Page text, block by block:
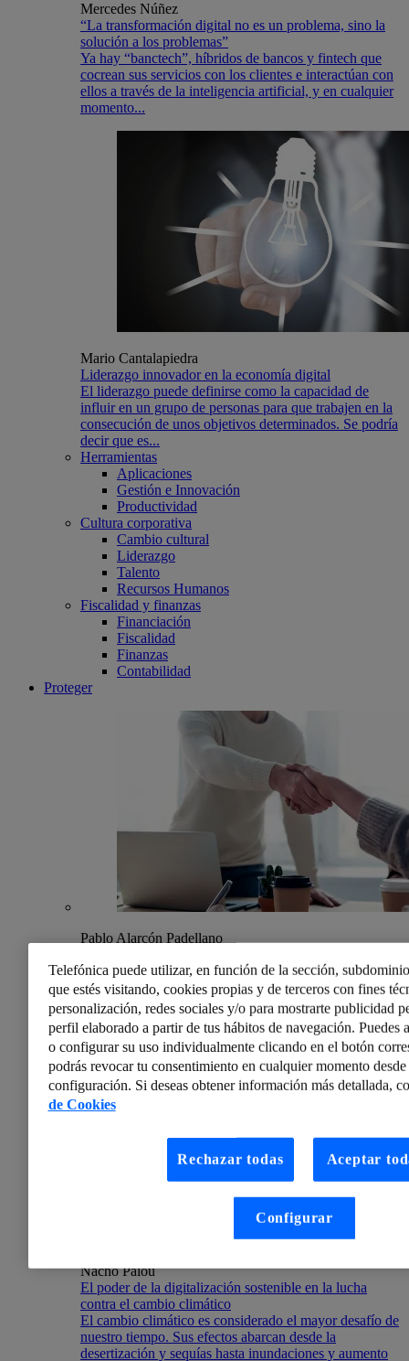
Mercedes Núñez
“La transformación digital no es un problema, sino la
solución a los problemas”
Ya hay “banctech”, híbridos de bancos y fintech que
cocrean sus servicios con los clientes e interactúan con
ellos a través de la inteligencia artificial, y en cualquier
momento...
Mario Cantalapiedra
Liderazgo innovador en la economía digital
El liderazgo puede definirse como la capacidad de
influir en un grupo de personas para que trabajen en la
consecución de unos objetivos determinados. Se podría
decir que es...
Herramientas
Aplicaciones
Gestión e Innovación
Productividad
Cultura corporativa
Cambio cultural
Liderazgo
Talento
Recursos Humanos
Fiscalidad y finanzas
Financiación
Fiscalidad
Finanzas
Contabilidad
Proteger
Pablo Alarcón Padellano
Cloud y Cortex de Palo Alto Networks
Somos el primer socio en España que obtiene el
reconocimiento en las especializaciones de Prisma
SASE, Prisma Cloud y Cortex XDR/XSOAR.
Nacho Palou
El poder de la digitalización sostenible en la lucha
contra el cambio climático
El cambio climático es considerado el mayor desafío de
nuestro tiempo. Sus efectos abarcan desde la
desertización y sequías hasta inundaciones y aumento
Telefónica puede utilizar, en función de la sección,
que estés visitando, cookies propias y de terceros con fines
personalización, redes sociales y/o para mostrarte publicidad
perfil elaborado a partir de tus hábitos de navegación. Puedes
o configurar su uso individualmente clicando en el botón
podrás revocar tu consentimiento en cualquier momento
configuración. Si deseas obtener información más detallada,
de Cookies
Rechazar todas Aceptar
Configurar